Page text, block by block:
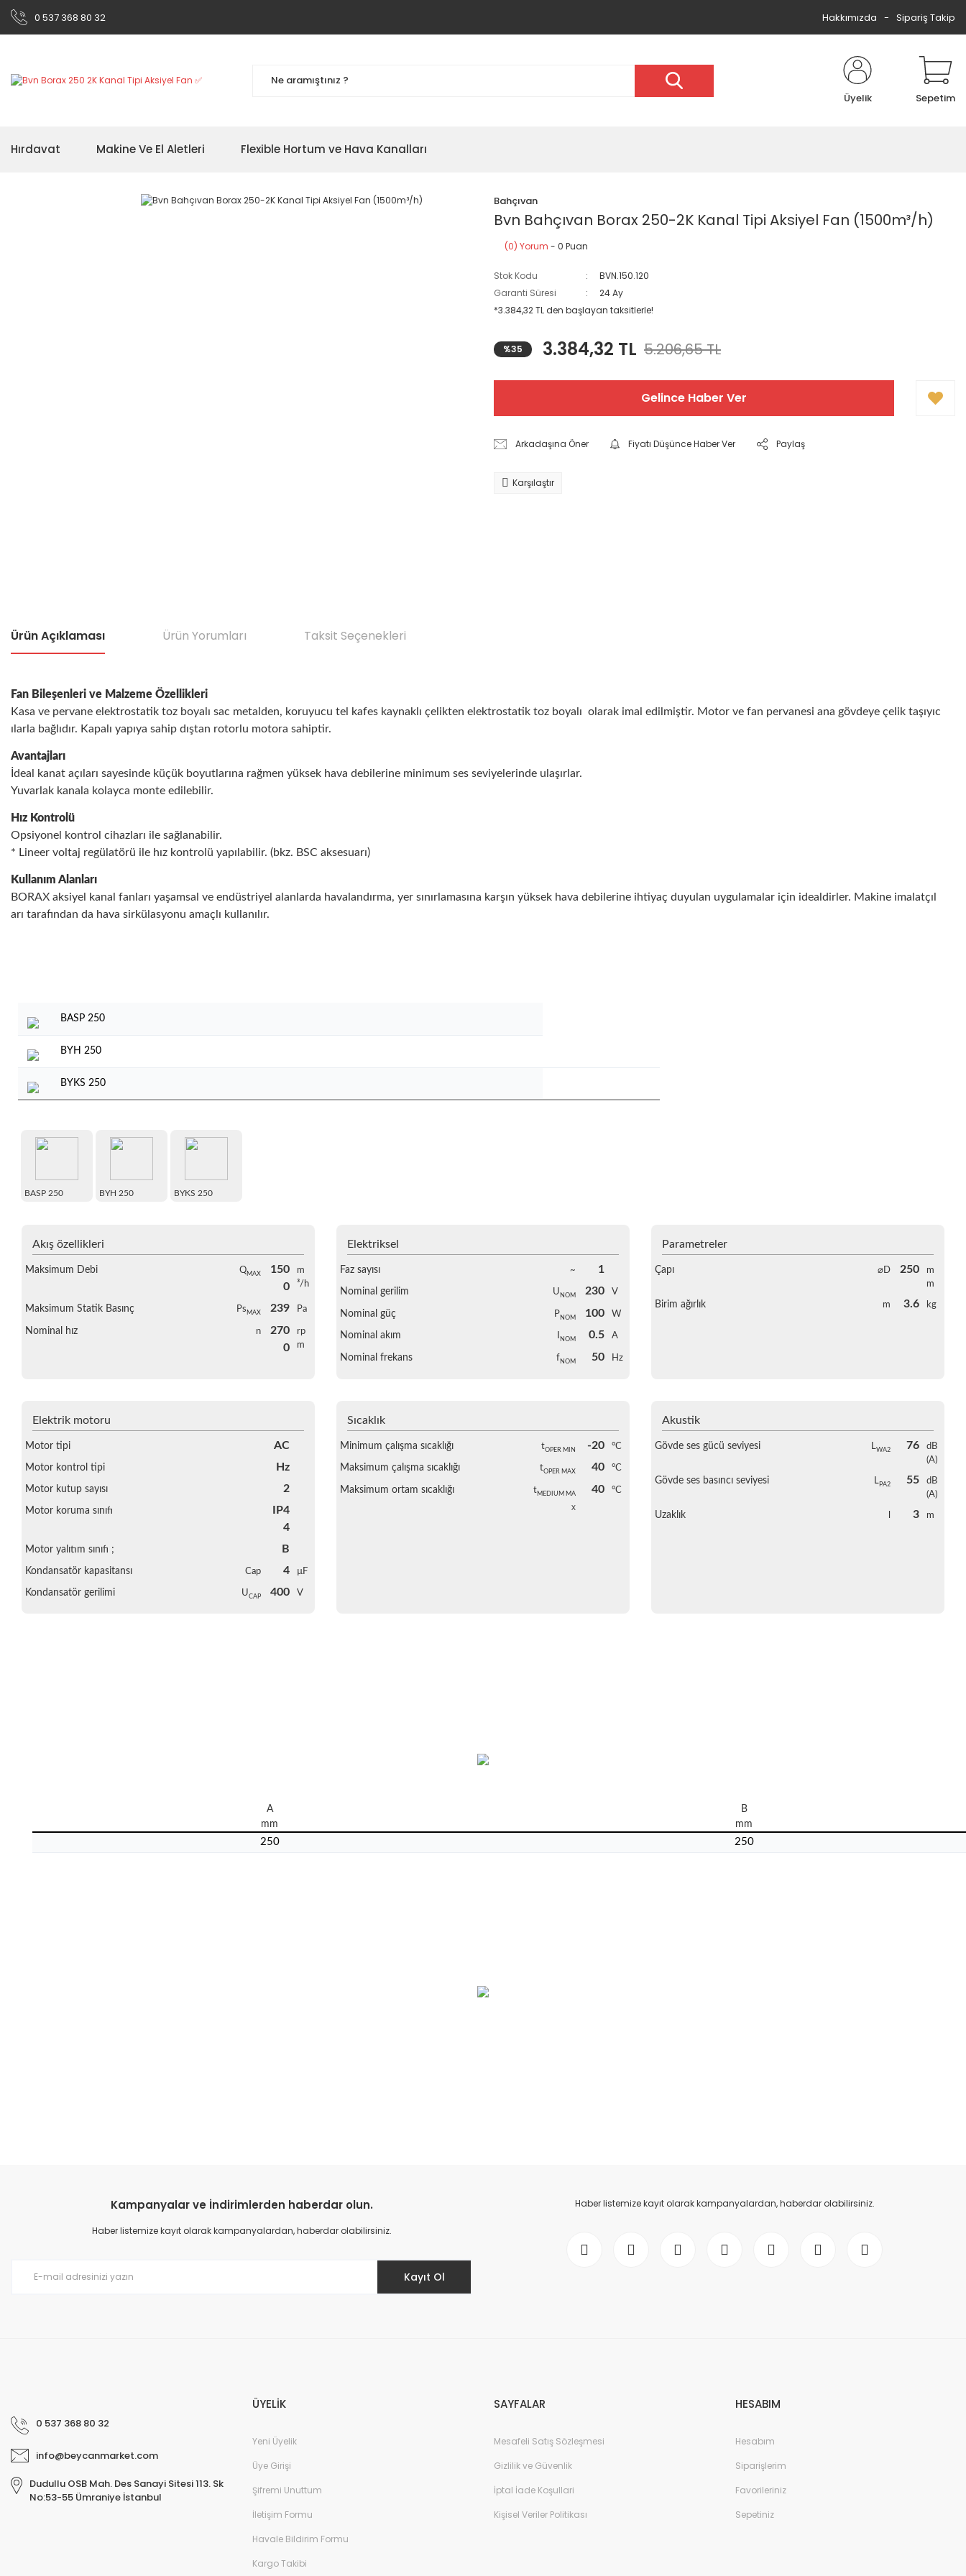
0 537 368 80 32 Hakkımızda Sipariş Takip
Üyelik Sepetim
Hırdavat Makine Ve El Aletleri Flexible Hortum ve Hava Kanalları
Bahçıvan
Bvn Bahçıvan Borax 250-2K Kanal Tipi Aksiyel Fan (1500m³/h)
(0) Yorum - 0 Puan
Stok Kodu
BVN.150.120
Garanti Süresi
24 Ay
*3.384,32 TL den başlayan taksitlerle!
%35 3.384,32 TL 5.206,65 TL
Gelince Haber Ver
Arkadaşına Öner Fiyatı Düşünce Haber Ver Paylaş
Karşılaştır
Ürün Açıklaması Ürün Yorumları Taksit Seçenekleri
Fan Bileşenleri ve Malzeme Özellikleri
Kasa ve pervane elektrostatik toz boyalı sac metalden, koruyucu tel kafes kaynaklı çelikten elektrostatik toz boyalı olarak imal edilmiştir. Motor ve fan pervanesi ana gövdeye çelik taşıyıc
ılarla bağlıdır. Kapalı yapıya sahip dıştan rotorlu motora sahiptir.
Avantajları
İdeal kanat açıları sayesinde küçük boyutlarına rağmen yüksek hava debilerine minimum ses seviyelerinde ulaşırlar.
Yuvarlak kanala kolayca monte edilebilir.
Hız Kontrolü
Opsiyonel kontrol cihazları ile sağlanabilir.
* Lineer voltaj regülatörü ile hız kontrolü yapılabilir. (bkz. BSC aksesuarı)
Kullanım Alanları
BORAX aksiyel kanal fanları yaşamsal ve endüstriyel alanlarda havalandırma, yer sınırlamasına karşın yüksek hava debilerine ihtiyaç duyulan uygulamalar için idealdirler. Makine imalatçıl
arı tarafından da hava sirkülasyonu amaçlı kullanılır.
BASP 250
BYH 250
BYKS 250
BASP 250 BYH 250 BYKS 250
Akış özellikleri
Maksimum Debi QMAX
150
0
m
³/h
Maksimum Statik Basınç Ps MAX 239 Pa
Nominal hız n
270
0
rp
m
Elektriksel
Faz sayısı ~ 1
Nominal gerilim U NOM 230 V
Nominal güç PNOM 100 W
Nominal akım NOM 0.5 A
Nominal frekans fNOM 50 Hz
Parametreler
Çapı ⌀D 250
m
m
Birim ağırlık m 3.6 kg
Elektrik motoru
Motor tipi AC
Motor kontrol tipi Hz
Motor kutup sayısı 2
Motor koruma sınıfı
IP4
4
Motor yalıtım sınıfı ; B
Kondansatör kapasitansı Cap 4 µF
Kondansatör gerilimi UCAP 400 V
Sıcaklık
Minimum çalışma sıcaklığı tOPER MIN -20 °C
Maksimum çalışma sıcaklığı tOPER MAX 40 °C
Maksimum ortam sıcaklığı tMEDIUM MA
X
40 °C
Akustik
Gövde ses gücü seviyesi WA2 76
dB
(A)
Gövde ses basıncı seviyesi PA2 55
dB
(A)
Uzaklık 3 m
A
B
mm
mm
250 250
Kampanyalar ve İndirimlerden haberdar olun.
Haber listemize kayıt olarak kampanyalardan, haberdar olabilirsiniz.
Kayıt Ol
Haber listemize kayıt olarak kampanyalardan, haberdar olabilirsiniz.
0 537 368 80 32
info@beycanmarket.com
Dudullu OSB Mah. Des Sanayi Sitesi 113. Sk
No:53-55 Ümraniye İstanbul
ÜYELİK
Yeni Üyelik
Üye Girişi
Şifremi Unuttum
İletişim Formu
Havale Bildirim Formu
Kargo Takibi
SAYFALAR
Mesafeli Satış Sözleşmesi
Gizlilik ve Güvenlik
İptal İade Koşullari
Kişisel Veriler Politikası
HESABIM
Hesabım
Siparişlerim
Favorileriniz
Sepetiniz